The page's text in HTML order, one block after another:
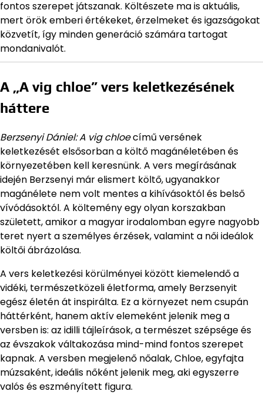
fontos szerepet játszanak. Költészete ma is aktuális,
mert örök emberi értékeket, érzelmeket és igazságokat
közvetít, így minden generáció számára tartogat
mondanivalót.
A „A vig chloe” vers keletkezésének
háttere
Berzsenyi Dániel: A vig chloecímű versének
keletkezését elsősorban a költő magánéletében és
környezetében kell keresnünk. A vers megírásának
idején Berzsenyi már elismert költő, ugyanakkor
magánélete nem volt mentes a kihívásoktól és belső
vívódásoktól. A költemény egy olyan korszakban
született, amikor a magyar irodalomban egyre nagyobb
teret nyert a személyes érzések, valamint a női ideálok
költői ábrázolása.
A vers keletkezési körülményei között kiemelendő a
vidéki, természetközeli életforma, amely Berzsenyit
egész életén át inspirálta. Ez a környezet nem csupán
háttérként, hanem aktív elemeként jelenik meg a
versben is: az idilli tájleírások, a természet szépsége és
az évszakok váltakozása mind-mind fontos szerepet
kapnak. A versben megjelenő nőalak, Chloe, egyfajta
múzsaként, ideális nőként jelenik meg, aki egyszerre
valós és eszményített figura.